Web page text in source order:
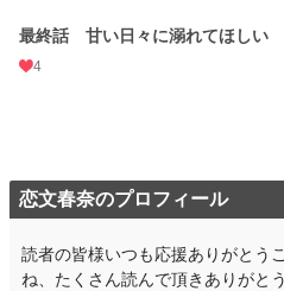
最終話 甘い日々に溺れてほしい
4
恋文春奈のプロフィール
読者の皆様いつも応援ありがとう
ね、たくさん読んで頂きありがと